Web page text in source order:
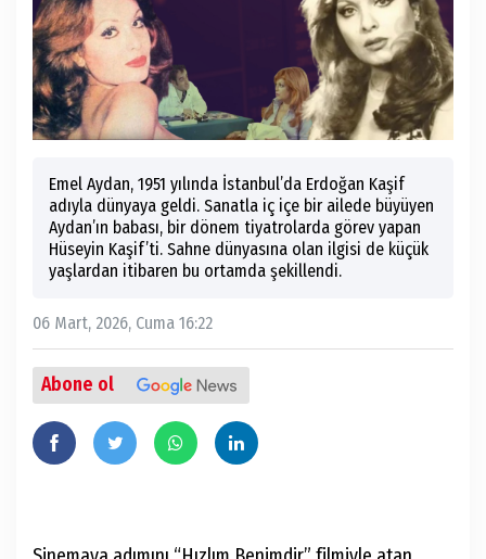
Emel Aydan, 1951 yılında İstanbul’da Erdoğan Kaşif
adıyla dünyaya geldi. Sanatla iç içe bir ailede büyüyen
Aydan’ın babası, bir dönem tiyatrolarda görev yapan
Hüseyin Kaşif’ti. Sahne dünyasına olan ilgisi de küçük
yaşlardan itibaren bu ortamda şekillendi.
06 Mart, 2026, Cuma 16:22
Abone ol